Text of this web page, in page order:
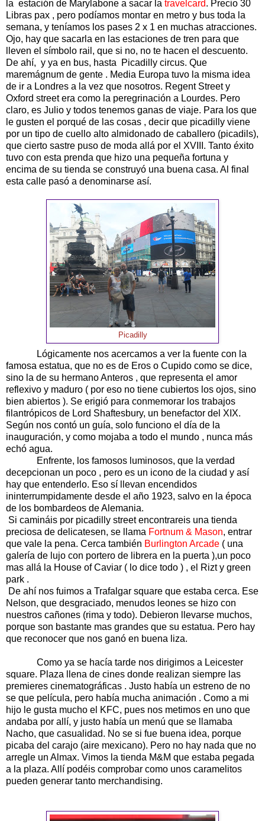
la estación de Marylabone a sacar la travelcard. Precio 30
Libras pax , pero podíamos montar en metro y bus toda la
semana, y teníamos los pases 2 x 1 en muchas atracciones.
Ojo, hay que sacarla en las estaciones de tren para que
lleven el símbolo rail, que si no, no te hacen el descuento.
De ahí, y ya en bus, hasta Picadilly circus. Que
maremágnum de gente . Media Europa tuvo la misma idea
de ir a Londres a la vez que nosotros. Regent Street y
Oxford street era como la peregrinación a Lourdes. Pero
claro, es Julio y todos tenemos ganas de viaje. Para los que
le gusten el porqué de las cosas , decir que picadilly viene
por un tipo de cuello alto almidonado de caballero (picadils),
que cierto sastre puso de moda allá por el XVIII. Tanto éxito
tuvo con esta prenda que hizo una pequeña fortuna y
encima de su tienda se construyó una buena casa. Al final
esta calle pasó a denominarse así.
Picadilly
Lógicamente nos acercamos a ver la fuente con la
famosa estatua, que no es de Eros o Cupido como se dice,
sino la de su hermano Anteros , que representa el amor
reflexivo y maduro ( por eso no tiene cubiertos los ojos, sino
bien abiertos ). Se erigió para conmemorar los trabajos
filantrópicos de Lord Shaftesbury, un benefactor del XIX.
Según nos contó un guía, solo funciono el día de la
inauguración, y como mojaba a todo el mundo , nunca más
echó agua.
Enfrente, los famosos luminosos, que la verdad
decepcionan un poco , pero es un icono de la ciudad y así
hay que entenderlo. Eso sí llevan encendidos
ininterrumpidamente desde el año 1923, salvo en la época
de los bombardeos de Alemania.
Si camináis por picadilly street encontrareis una tienda
preciosa de delicatesen, se llama Fortnum & Mason, entrar
que vale la pena. Cerca también Burlington Arcade ( una
galería de lujo con portero de librera en la puerta ),un poco
mas allá la House of Caviar ( lo dice todo ) , el Rizt y green
park .
De ahí nos fuimos a Trafalgar square que estaba cerca. Ese
Nelson, que desgraciado, menudos leones se hizo con
nuestros cañones (rima y todo). Debieron llevarse muchos,
porque son bastante mas grandes que su estatua. Pero hay
que reconocer que nos ganó en buena liza.
Como ya se hacía tarde nos dirigimos a Leicester
square. Plaza llena de cines donde realizan siempre las
premieres cinematográficas . Justo había un estreno de no
se que película, pero había mucha animación . Como a mi
hijo le gusta mucho el KFC, pues nos metimos en uno que
andaba por allí, y justo había un menú que se llamaba
Nacho, que casualidad. No se si fue buena idea, porque
picaba del carajo (aire mexicano). Pero no hay nada que no
arregle un Almax. Vimos la tienda M&M que estaba pegada
a la plaza. Allí podéis comprobar como unos caramelitos
pueden generar tanto merchandising.